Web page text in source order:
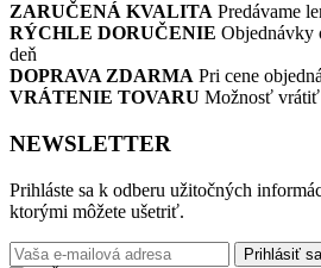
ZARUČENÁ KVALITA Predávame
RÝCHLE DORUČENIE Objednávky
deň
DOPRAVA ZDARMA Pri cene
VRÁTENIE TOVARU Možnosť vrátiť
NEWSLETTER
Prihláste sa k odberu užitočných
ktorými môžete ušetriť.
Prihlásiť sa